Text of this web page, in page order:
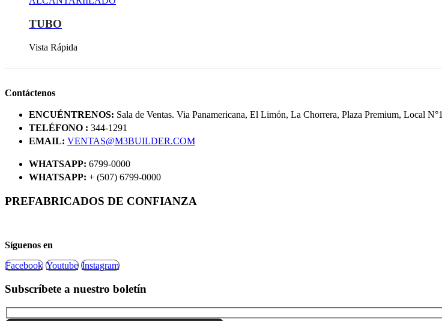
TUBO
Vista Rápida
Contáctenos
ENCUÉNTRENOS: Sala de Ventas. Via Panamericana, El Limón, La Chorrera, Plaza Premium, Local N°1
TELÉFONO : 344-1291
EMAIL: VENTAS@M3BUILDER.COM
WHATSAPP: 6799-0000
WHATSAPP: + (507) 6799-0000
PREFABRICADOS DE CONFIANZA
Síguenos en
Facebook Youtube Instagram
Subscríbete a nuestro boletín